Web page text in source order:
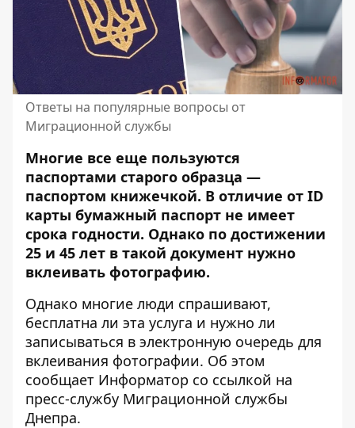
Ответы на популярные вопросы от
Миграционной службы
Многие все еще пользуются
паспортами старого образца —
паспортом книжечкой. В отличие от ID
карты бумажный паспорт не имеет
срока годности. Однако по достижении
25 и 45 лет в такой документ нужно
вклеивать фотографию.
Однако многие люди спрашивают,
бесплатна ли эта услуга и нужно ли
записываться в электронную очередь для
вклеивания фотографии. Об этом
сообщает Информатор со ссылкой на
пресс-службу Миграционной службы
Днепра.